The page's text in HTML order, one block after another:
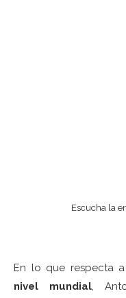
Escucha la
En lo que respecta
nivel mundial,